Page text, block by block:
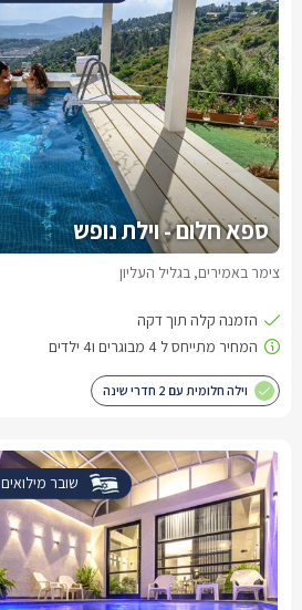
ספא חלום - וילת נופש
צימר באמירים, בגליל העליון
וילה חלומית עם 2 חדרי שינה
שובר מילואים